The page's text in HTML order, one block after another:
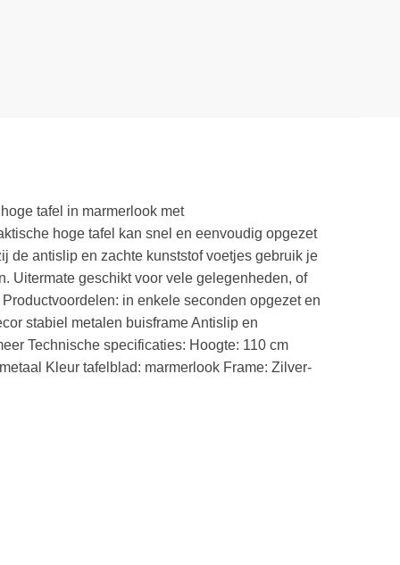
tafel in marmerlook met
hoge tafel kan snel en eenvoudig opgezet
de antislip en zachte kunststof voetjes gebruik je
Uitermate geschikt voor vele gelegenheden, of
in enkele seconden opgezet en
stabiel metalen buisframe Antislip en
Technische specificaties: Hoogte: 110 cm
Kleur tafelblad: marmerlook Frame: Zilver-